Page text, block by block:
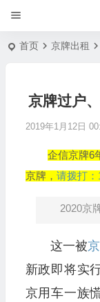
首页 京牌出租
京牌过户
2019年1月12日
企信京牌6
京牌， 请拨打：
2020京
这一被
新政即将实
京用车一族